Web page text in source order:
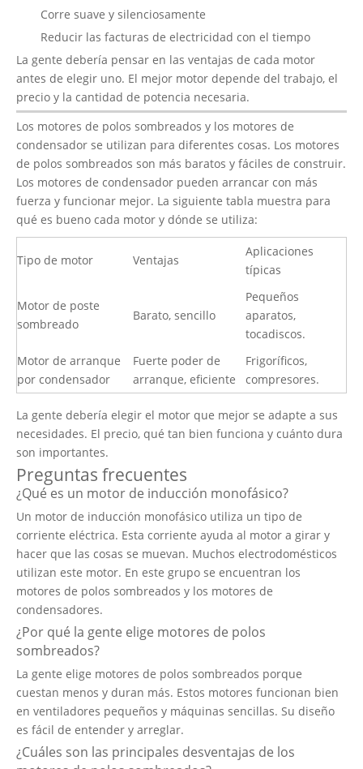
Corre suave y silenciosamente
Reducir las facturas de electricidad con el tiempo
La gente debería pensar en las ventajas de cada motor
antes de elegir uno. El mejor motor depende del trabajo, el
precio y la cantidad de potencia necesaria.
Los motores de polos sombreados y los motores de
condensador se utilizan para diferentes cosas. Los motores
de polos sombreados son más baratos y fáciles de construir.
Los motores de condensador pueden arrancar con más
fuerza y ​​funcionar mejor. La siguiente tabla muestra para
qué es bueno cada motor y dónde se utiliza:
Tipo de motor Ventajas
Aplicaciones
típicas
Motor de poste
sombreado
Barato, sencillo
Pequeños
aparatos,
tocadiscos.
Motor de arranque
por condensador
Fuerte poder de
arranque, eficiente
Frigoríficos,
compresores.
La gente debería elegir el motor que mejor se adapte a sus
necesidades. El precio, qué tan bien funciona y cuánto dura
son importantes.
Preguntas frecuentes
¿Qué es un motor de inducción monofásico?
Un motor de inducción monofásico utiliza un tipo de
corriente eléctrica. Esta corriente ayuda al motor a girar y
hacer que las cosas se muevan. Muchos electrodomésticos
utilizan este motor. En este grupo se encuentran los
motores de polos sombreados y los motores de
condensadores.
¿Por qué la gente elige motores de polos
sombreados?
La gente elige motores de polos sombreados porque
cuestan menos y duran más. Estos motores funcionan bien
en ventiladores pequeños y máquinas sencillas. Su diseño
es fácil de entender y arreglar.
¿Cuáles son las principales desventajas de los